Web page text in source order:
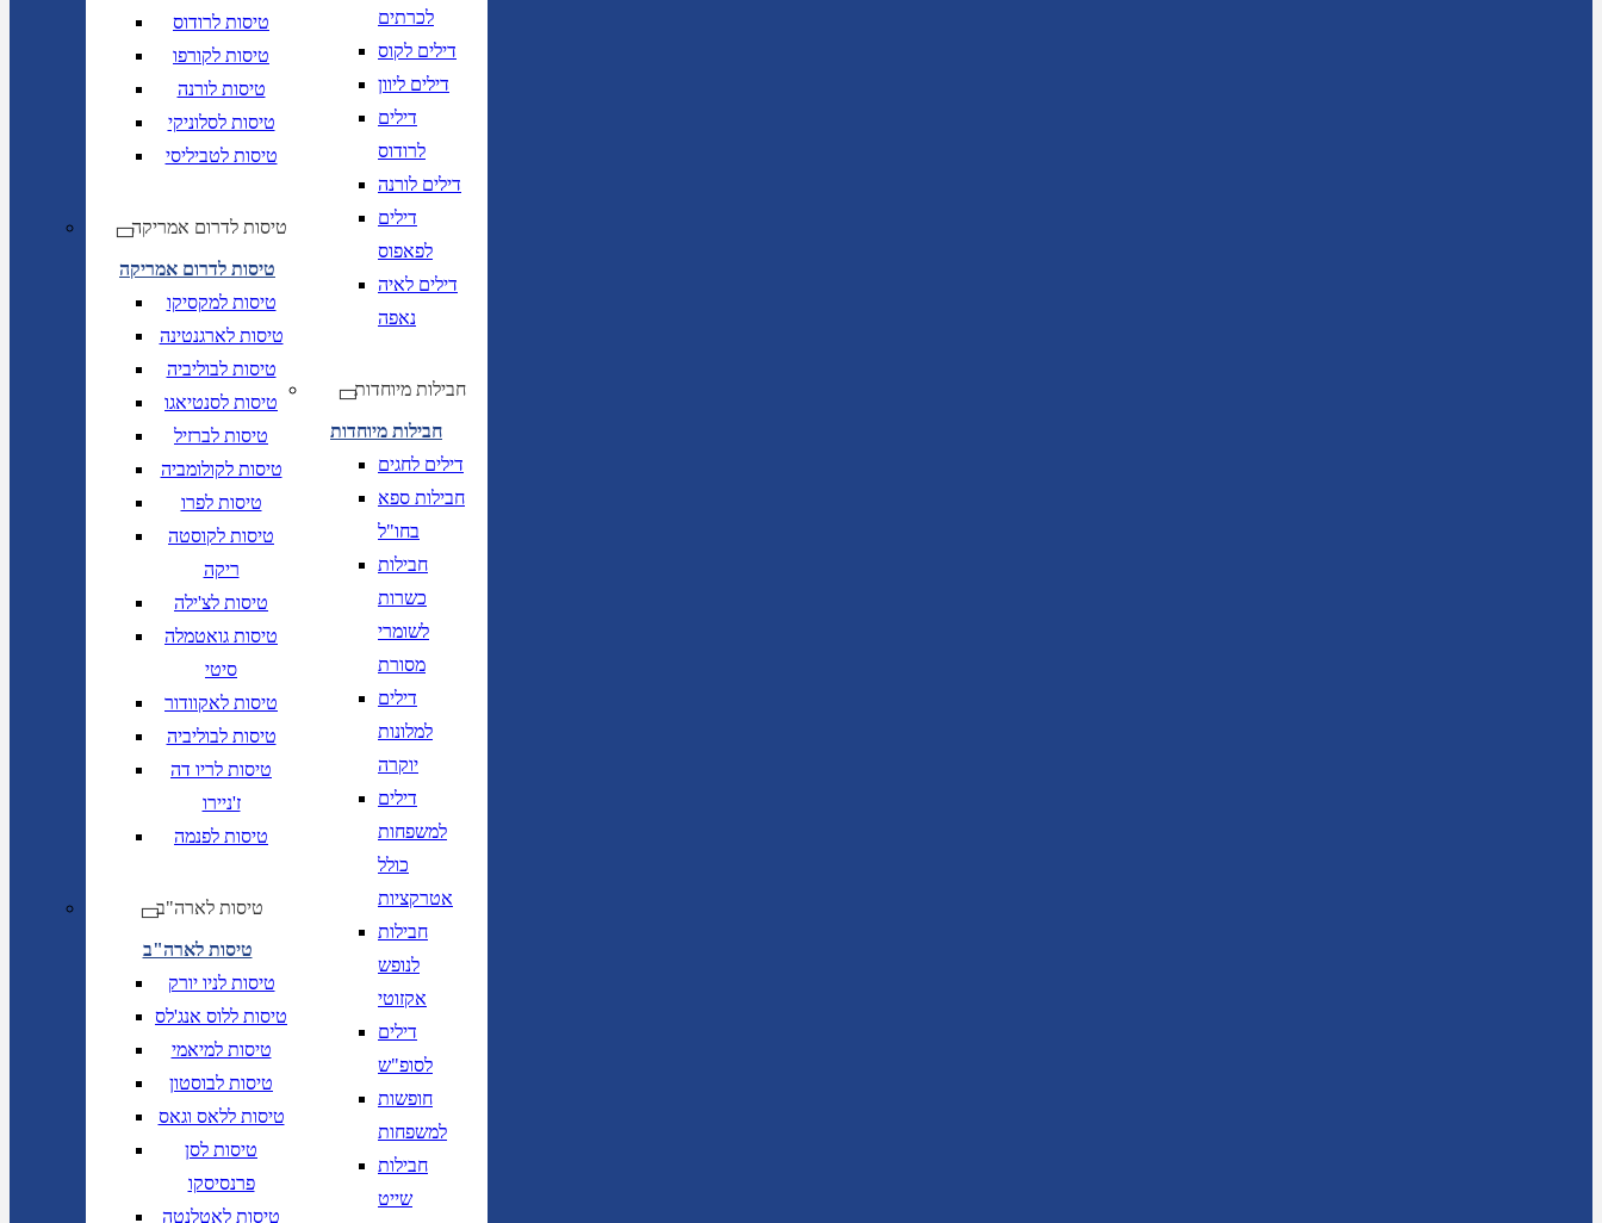
טיסות לרודוס
טיסות לקורפו
טיסות לורנה
טיסות לסלוניקי
טיסות לטביליסי
טיסות לדרום אמריקה
טיסות לדרום אמריקה
טיסות למקסיקו
טיסות לארגנטינה
טיסות לבוליביה
טיסות לסנטיאגו
טיסות לברזיל
טיסות לקולומביה
טיסות לפרו
טיסות לקוסטה
ריקה
טיסות לצ'ילה
טיסות גואטמלה
סיטי
טיסות לאקוודור
טיסות לבוליביה
טיסות לריו דה
ז'ניירו
טיסות לפנמה
טיסות לארה"ב
טיסות לארה"ב
טיסות לניו יורק
טיסות ללוס אנג'לס
טיסות למיאמי
טיסות לבוסטון
טיסות ללאס וגאס
טיסות לסן
פרנסיסקו
טיסות לאטלנטה
לכרתים
דילים לקוס
דילים ליוון
דילים
לרודוס
דילים לורנה
דילים
לפאפוס
דילים לאיה
נאפה
חבילות מיוחדות
חבילות מיוחדות
דילים לחגים
חבילות ספא
בחו"ל
חבילות
כשרות
לשומרי
מסורת
דילים
למלונות
יוקרה
דילים
למשפחות
כולל
אטרקציות
חבילות
לנופש
אקזוטי
דילים
לסופ"ש
חופשות
למשפחות
חבילות
שייט